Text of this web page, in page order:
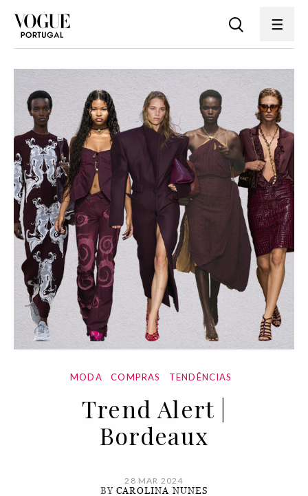
MODA COMPRAS TENDÊNCIAS
Trend Alert |
Bordeaux
28 MAR 2024
BYCAROLINA NUNES